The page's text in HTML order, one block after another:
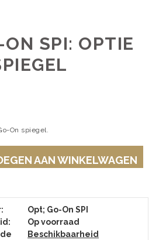
SPI: OPTIE
On spiegel.
AAN WINKELWAGEN
Opt; Go-On SPI
Op voorraad
Beschikbaarheid